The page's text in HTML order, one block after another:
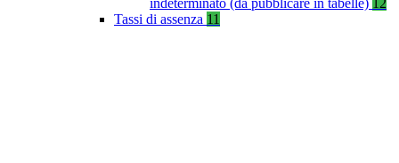
indeterminato (da pubblicare in tabelle) 12
Tassi di assenza 11